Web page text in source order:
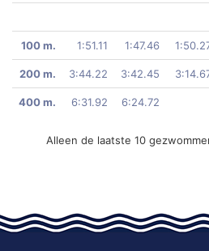
100 m. 1:51.11 1:47.46
200 m. 3:44.22 3:42.45
400 m. 6:31.92 6:24.72
Alleen de laatste 10